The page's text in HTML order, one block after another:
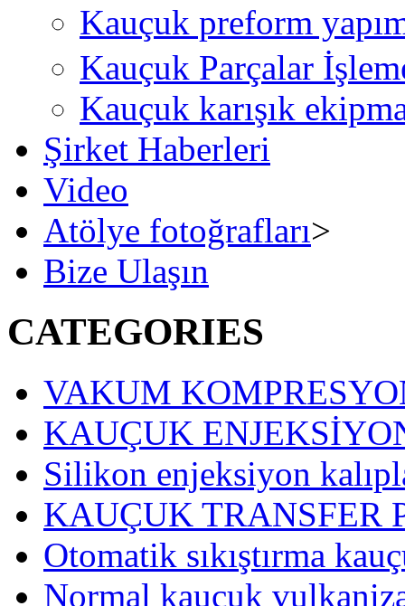
Kauçuk preform
Kauçuk Parçalar
Kauçuk karışık
Şirket Haberleri
Video
Atölye fotoğrafları>
Bize Ulaşın
CATEGORIES
VAKUM
KAUÇUK
Silikon enjeksiyon
KAUÇUK TRANSFER
Otomatik sıkıştırma
Normal kauçuk